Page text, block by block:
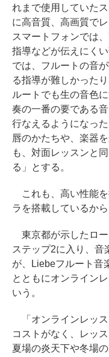
れまで使用していた
に高音質、高画質で
スマートフォンでは
指導などが伝えにく
では、フルートの音
る指導が難しかった
ルートでも生の音色
奏の一番の要である
行なえるようになっ
唇のかたちや、楽器
も、対面レッスンと
る」とする。
これも、高い性能を
ラを搭載しているか
東京都が示したロー
ステップ2に入り、音
が、Liebeフルート音
とともにオンライン
いう。
「オンラインレッス
コストがなく、レッ
夏場の炎天下や冬場